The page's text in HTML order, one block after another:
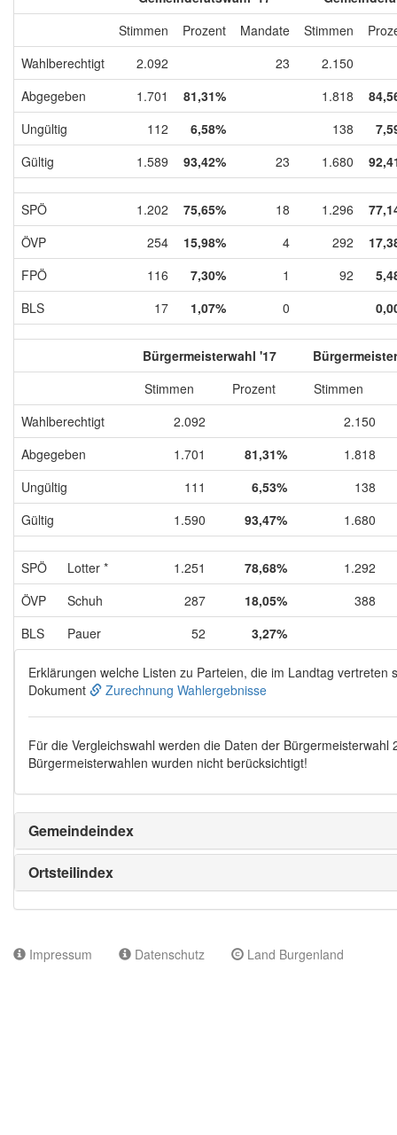
Stimmen
Prozent Mandate Stimmen
Wahlberechtigt
2.092 23
2.150
Abgegeben
1.701 81,31% 1.818
Ungültig
112 6,58% 138
Gültig
1.589 93,42% 23 1.680
SPÖ 1.202 75,65% 18 1.296
ÖVP
254 15,98% 4 292
FPÖ
116 7,30% 1 92
BLS
17 1,07% 0
Bürgermeisterwahl '17
Stimmen
Prozent
Stimmen
Wahlberechtigt
2.092
2.150
Abgegeben
1.701 81,31%
1.818
Ungültig
111 6,53%
138
Gültig
1.590 93,47% 1.680
SPÖ Lotter * 1.251 78,68%
1.292
ÖVP
Schuh 287 18,05%
388
BLS
Pauer 52 3,27%
Erklärungen welche Listen zu Parteien, die im Landtag vertreten
Dokument
Zurechnung Wahlergebnisse
Für die Vergleichswahl werden die Daten der Bürgermeisterwahl
Bürgermeisterwahlen wurden nicht berücksichtigt!
Gemeindeindex
Ortsteilindex
Impressum Datenschutz Land Burgenland